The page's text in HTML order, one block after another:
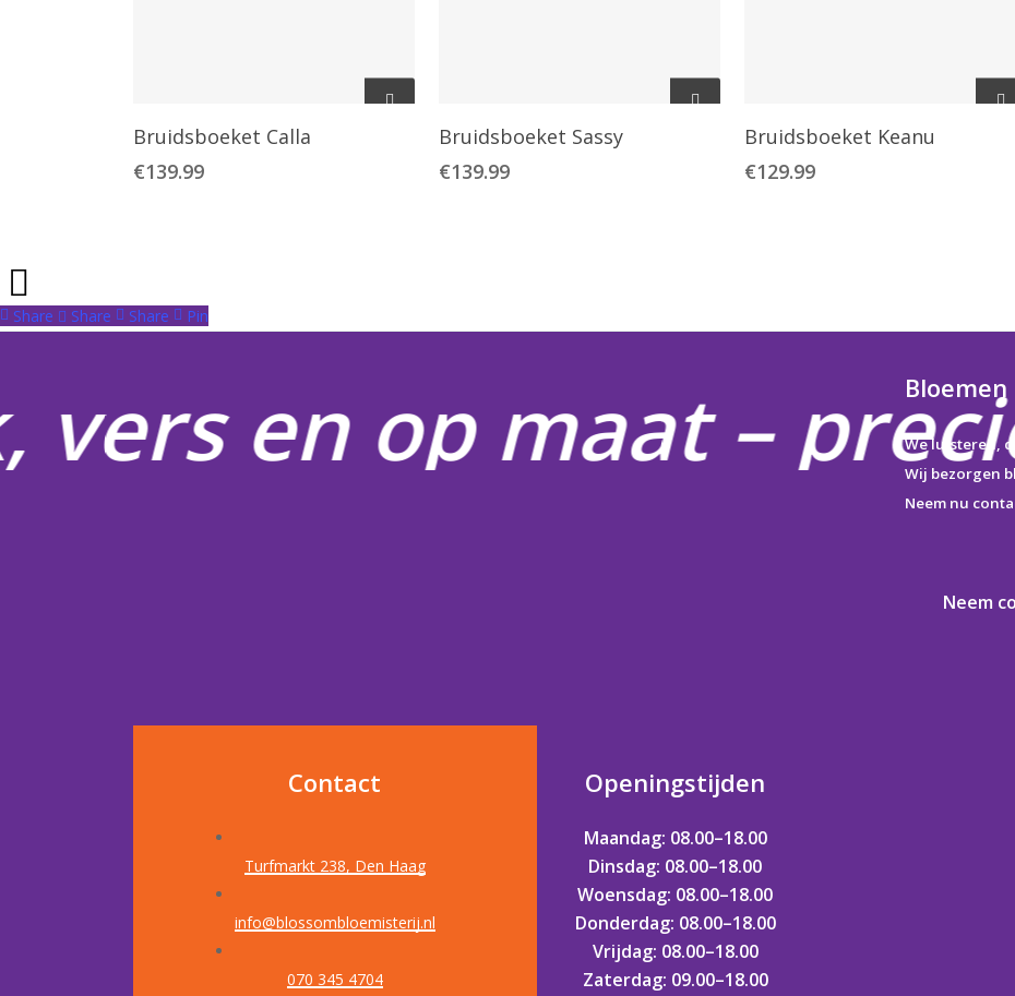
Toevoegen Aan
Bruidsboeket Calla
€139.99
Toevoegen Aan
Bruidsboeket Sassy
€139.99
Toevoegen Aan
Bruidsboeket Keanu
€129.99
Share Share Share Pin
vers en op maat –
We luisteren,
Wij bezorgen
Neem nu
Neem co
Contact
Turfmarkt 238, Den Haag
info@blossombloemisterij.nl
070 345 4704
Openingstijden
Maandag: 08.00–18.00
Dinsdag: 08.00–18.00
Woensdag: 08.00–18.00
Donderdag: 08.00–18.00
Vrijdag: 08.00–18.00
Zaterdag: 09.00–18.00